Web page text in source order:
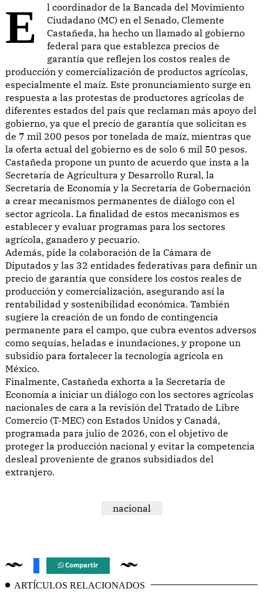
El coordinador de la Bancada del Movimiento
Ciudadano (MC) en el Senado, Clemente
Castañeda, ha hecho un llamado al gobierno
federal para que establezca precios de
garantía que reflejen los costos reales de
producción y comercialización de productos agrícolas,
especialmente el maíz. Este pronunciamiento surge en
respuesta a las protestas de productores agrícolas de
diferentes estados del país que reclaman más apoyo del
gobierno, ya que el precio de garantía que solicitan es
de 7 mil 200 pesos por tonelada de maíz, mientras que
la oferta actual del gobierno es de solo 6 mil 50 pesos.
Castañeda propone un punto de acuerdo que insta a la
Secretaría de Agricultura y Desarrollo Rural, la
Secretaría de Economía y la Secretaría de Gobernación
a crear mecanismos permanentes de diálogo con el
sector agrícola. La finalidad de estos mecanismos es
establecer y evaluar programas para los sectores
agrícola, ganadero y pecuario.
Además, pide la colaboración de la Cámara de
Diputados y las 32 entidades federativas para definir un
precio de garantía que considere los costos reales de
producción y comercialización, asegurando así la
rentabilidad y sostenibilidad económica. También
sugiere la creación de un fondo de contingencia
permanente para el campo, que cubra eventos adversos
como sequías, heladas e inundaciones, y propone un
subsidio para fortalecer la tecnología agrícola en
México.
Finalmente, Castañeda exhorta a la Secretaría de
Economía a iniciar un diálogo con los sectores agrícolas
nacionales de cara a la revisión del Tratado de Libre
Comercio (T-MEC) con Estados Unidos y Canadá,
programada para julio de 2026, con el objetivo de
proteger la producción nacional y evitar la competencia
desleal proveniente de granos subsidiados del
extranjero.
nacional
Compartir
ARTÍCULOS RELACIONADOS